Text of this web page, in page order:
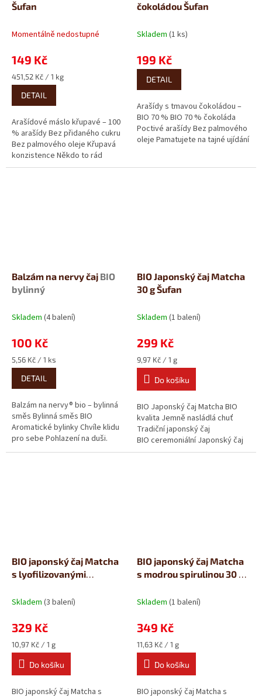
Šufan
Momentálně nedostupné
149 Kč
Měrná
cena:
451,52 Kč / 1 kg
DETAIL
Arašídové máslo křupavé – 100
% arašídy Bez přidaného cukru
Bez palmového oleje Křupavá
konzistence Někdo to rád
křupavé! Pokud hledáte
čokoládou Šufan
Skladem (1 ks)
199 Kč
DETAIL
Arašídy s tmavou čokoládou –
BIO 70 % BIO 70 % čokoláda
Poctivé arašídy Bez palmového
oleje Pamatujete na tajné ujídání
Balzám na nervy čaj BIO
bylinný
Skladem (4 balení)
100 Kč
Měrná
cena:
5,56 Kč / 1 ks
DETAIL
Balzám na nervy® bio – bylinná
směs Bylinná směs BIO
Aromatické bylinky Chvíle klidu
pro sebe Pohlazení na duši.
Vyvážená bylinná směs...
BIO Japonský čaj Matcha
30 g Šufan
Skladem (1 balení)
299 Kč
Měrná
cena:
9,97 Kč / 1 g
Do košíku
BIO Japonský čaj Matcha BIO
kvalita Jemně nasládlá chuť
Tradiční japonský čaj
BIO ceremoniální Japonský čaj
Matcha je zářivě zelený prášek...
BIO japonský čaj Matcha
s lyofilizovanými
Skladem (3 balení)
329 Kč
Měrná
cena:
10,97 Kč / 1 g
Do košíku
BIO japonský čaj Matcha s
BIO japonský čaj Matcha
s modrou spirulinou 30 g
Skladem (1 balení)
349 Kč
Měrná
cena:
11,63 Kč / 1 g
Do košíku
BIO japonský čaj Matcha s